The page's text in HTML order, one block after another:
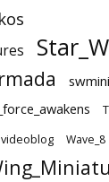
swmini
videoblog Wave_8